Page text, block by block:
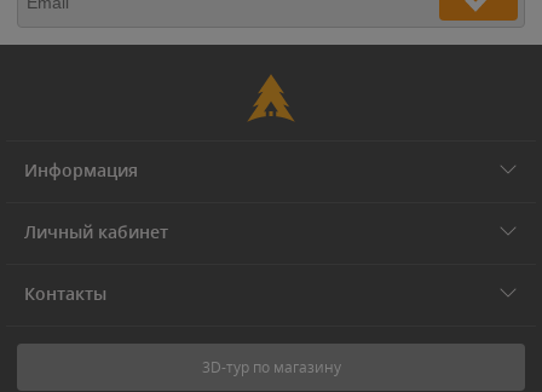
Информация
Личный кабинет
Контакты
3D-тур по магазину